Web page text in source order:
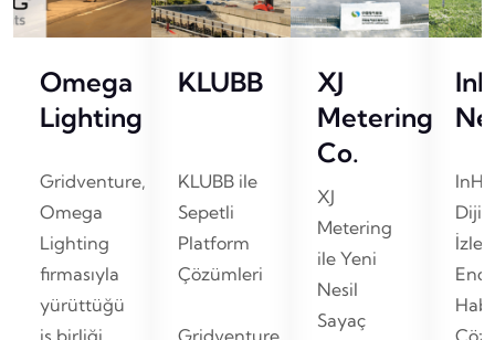
Omega
Lighting
Gridventure,
Omega
Lighting
firmasıyla
yürüttüğü
iş birliği
KLUBB
KLUBB ile
Sepetli
Platform
Çözümleri
Gridventure,
XJ
Metering
Co.
XJ
Metering
ile Yeni
Nesil
Sayaç